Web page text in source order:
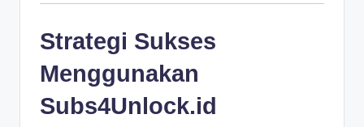
Strategi Sukses
Menggunakan
Subs4Unlock.id